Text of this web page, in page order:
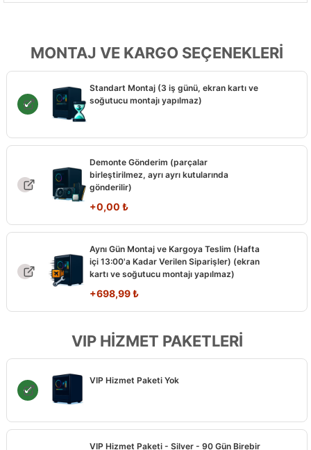
MONTAJ VE KARGO SEÇENEKLERİ
Standart Montaj (3 iş günü, ekran kartı ve
soğutucu montajı yapılmaz)
Demonte Gönderim (parçalar
birleştirilmez, ayrı ayrı kutularında
gönderilir)
+0,00 ₺
Aynı Gün Montaj ve Kargoya Teslim (Hafta
içi 13:00'a Kadar Verilen Siparişler) (ekran
kartı ve soğutucu montajı yapılmaz)
+698,99₺
VIP HİZMET PAKETLERİ
VIP Hizmet Paketi Yok
VIP Hizmet Paketi - Silver - 90 Gün Birebir